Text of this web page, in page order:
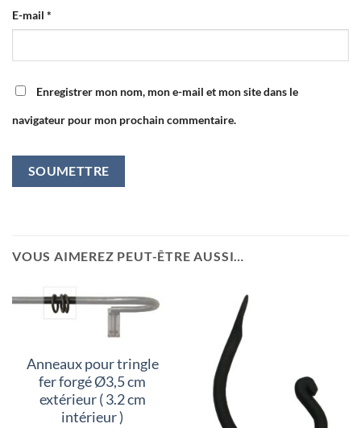
E-mail *
Enregistrer mon nom, mon e-mail et mon site dans le
navigateur pour mon prochain commentaire.
VOUS AIMEREZ PEUT-ÊTRE AUSSI…
Anneaux pour tringle
fer forgé Ø3,5 cm
extérieur ( 3.2 cm
intérieur )